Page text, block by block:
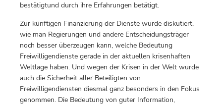
bestätigtund durch ihre Erfahrungen betätigt.
Zur künftigen Finanzierung der Dienste wurde diskutiert,
wie man Regierungen und andere Entscheidungsträger
noch besser überzeugen kann, welche Bedeutung
Freiwilligendienste gerade in der aktuellen krisenhaften
Weltlage haben. Und wegen der Krisen in der Welt wurde
auch die Sicherheit aller Beteiligten von
Freiwilligendiensten diesmal ganz besonders in den Fokus
genommen. Die Bedeutung von guter Information,